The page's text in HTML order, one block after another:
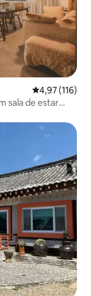
4,97 de uma
4,97 (116)
sala de estar